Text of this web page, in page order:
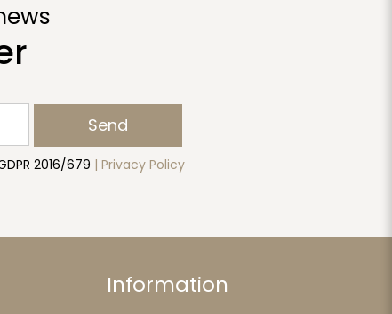
Send
2016/679 | Privacy Policy
Information